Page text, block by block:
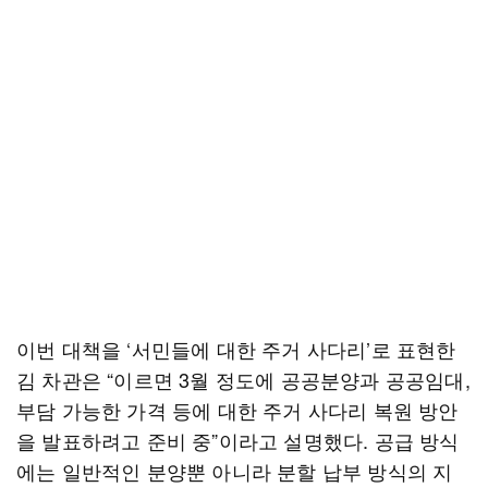
이번 대책을 ‘서민들에 대한 주거 사다리’로 표현한
김 차관은 “이르면 3월 정도에 공공분양과 공공임대,
부담 가능한 가격 등에 대한 주거 사다리 복원 방안
을 발표하려고 준비 중”이라고 설명했다. 공급 방식
에는 일반적인 분양뿐 아니라 분할 납부 방식의 지